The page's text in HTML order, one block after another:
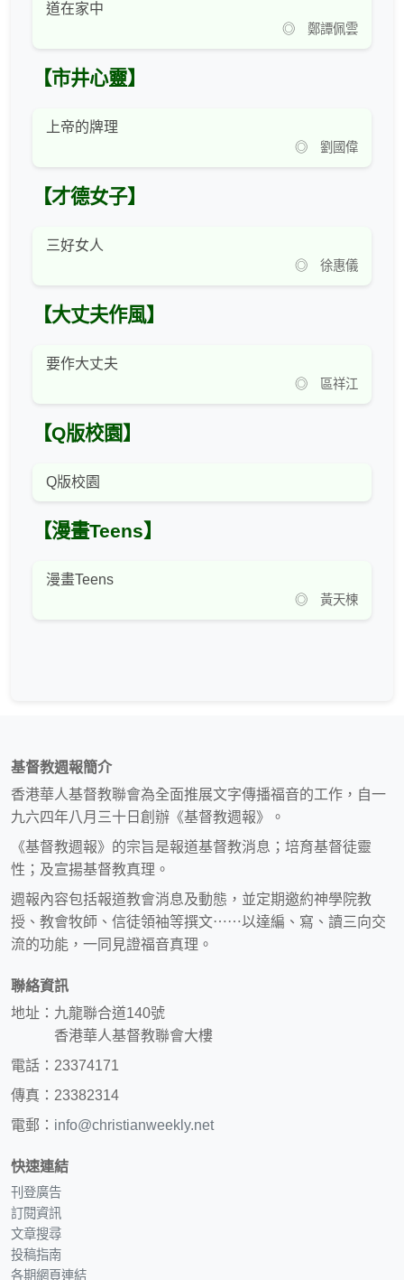
道在家中
◎ 鄭譚佩雲
【市井心靈】
上帝的牌理
◎ 劉國偉
【才德女子】
三好女人
◎ 徐惠儀
【大丈夫作風】
要作大丈夫
◎ 區祥江
【Q版校園】
Q版校園
【漫畫Teens】
漫畫Teens
◎ 黃天楝
基督教週報簡介
香港華人基督教聯會為全面推展文字傳播福音的工作，自一
九六四年八月三十日創辦《基督教週報》。
《基督教週報》的宗旨是報道基督教消息；培育基督徒靈
性；及宣揚基督教真理。
週報內容包括報道教會消息及動態，並定期邀約神學院教
授、教會牧師、信徒領袖等撰文⋯⋯以達編、寫、讀三向交
流的功能，一同見證福音真理。
聯絡資訊
地址：九龍聯合道140號
香港華人基督教聯會大樓
電話：23374171
傳真：23382314
電郵： info@christianweekly.net
快速連結
刊登廣告
訂閱資訊
文章搜尋
投稿指南
各期網頁連結